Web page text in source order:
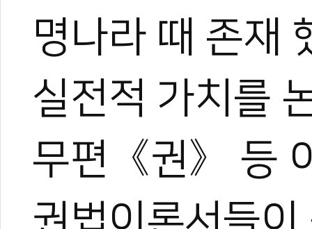
명나라 때 존재
실전적 가치를
무편《권》 등